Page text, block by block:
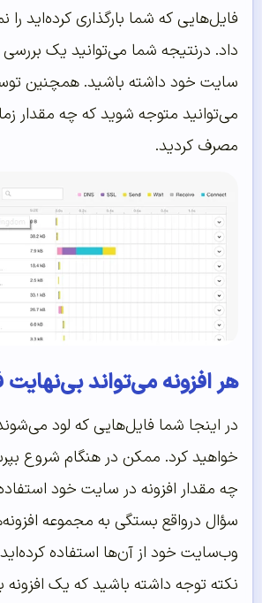
فایل‌هایی که شما بارگذاری کرده‌اید
داد. درنتیجه شما می‌توانید یک
سایت خود داشته باشید. همچنین
می‌توانید متوجه شوید که چه مقدار
مصرف کردید.
هر افزونه می‌تواند بی‌نهایت
در اینجا شما فایل‌هایی که لود
خواهید کرد. ممکن در هنگام شروع
چه مقدار افزونه در سایت خود
سؤال درواقع بستگی به مجموعه
وب‌سایت خود از آن‌ها استفاده